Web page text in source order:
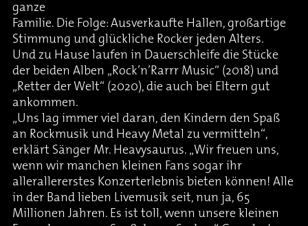
ganze
Familie. Die Folge: Ausverkaufte Hallen, großartige
Stimmung und glückliche Rocker jeden Alters.
Und zu Hause laufen in Dauerschleife die Stücke
der beiden Alben „Rock’n’Rarrr Music“ (2018) und
„Retter der Welt“ (2020), die auch bei Eltern gut
ankommen.
„Uns lag immer viel daran, den Kindern den Spaß
an Rockmusik und Heavy Metal zu vermitteln“,
erklärt Sänger Mr. Heavysaurus. „Wir freuen uns,
wenn wir manchen kleinen Fans sogar ihr
allerallererstes Konzerterlebnis bieten können! Alle
in der Band lieben Livemusik seit, nun ja, 65
Millionen Jahren. Es ist toll, wenn unsere kleinen